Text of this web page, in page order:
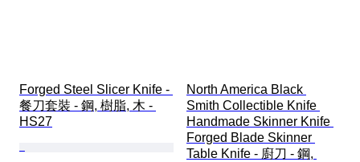
Forged Steel Slicer Knife -
餐刀套裝 - 鋼, 樹脂, 木 -
HS27
North America Black
Smith Collectible Knife
Handmade Skinner Knife
Forged Blade Skinner
Table Knife - 廚刀 - 鋼,